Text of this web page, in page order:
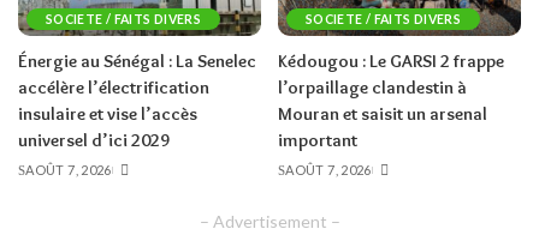
SOCIETE / FAITS DIVERS
Énergie au Sénégal : La Senelec
accélère l’électrification
insulaire et vise l’accès
universel d’ici 2029
AOÛT 7, 2026
SOCIETE / FAITS DIVERS
Kédougou : Le GARSI 2 frappe
l’orpaillage clandestin à
Mouran et saisit un arsenal
important
AOÛT 7, 2026
– Advertisement –